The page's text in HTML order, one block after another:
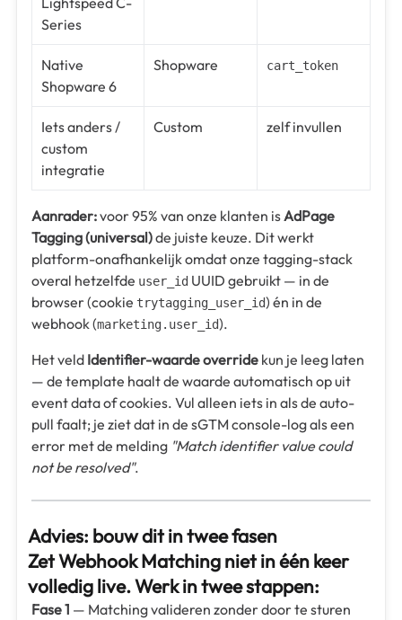
Series
Native
Shopware 6
Shopware cart_token
Iets anders /
custom
integratie
Custom zelf invullen
Aanrader:voor 95% van onze klanten isAdPage
Tagging (universal)de juiste keuze. Dit werkt
platform-onafhankelijk omdat onze tagging-stack
overal hetzelfde user_id UUID gebruikt — in de
browser (cookie trytagging_user_id) én in de
webhook (marketing.user_id).
Het veld Identifier-waarde override kun je leeg laten
— de template haalt de waarde automatisch op uit
event data of cookies. Vul alleen iets in als de auto-
pull faalt; je ziet dat in de sGTM console-log als een
error met de melding "Match identifier value could
not be resolved".
Advies: bouw dit in twee fasen
Zet Webhook Matching niet in één keer
volledig live. Werk in twee stappen:
Fase 1 — Matching valideren zonder door te sturen